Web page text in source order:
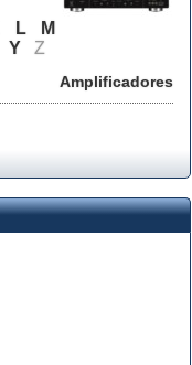
Amplificadores
L
M
Y Z